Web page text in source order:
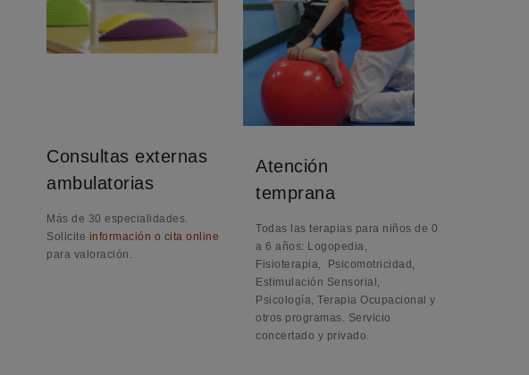
Consultas externas
ambulatorias
Más de 30 especialidades.
Solicite información o cita online
para valoración.
Atención
temprana
Todas las terapias para niños de 0
a 6 años: Logopedia,
Fisioterapia, Psicomotricidad,
Estimulación Sensorial,
Psicología, Terapia Ocupacional y
otros programas. Servicio
concertado y privado.